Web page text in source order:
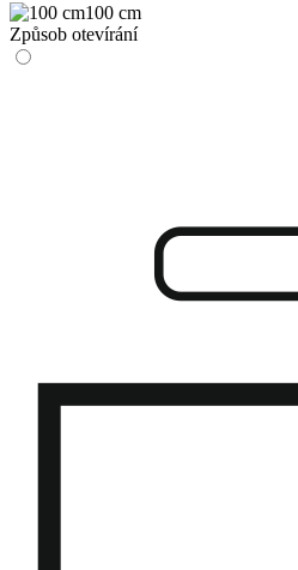
100 cm
Způsob otevírání